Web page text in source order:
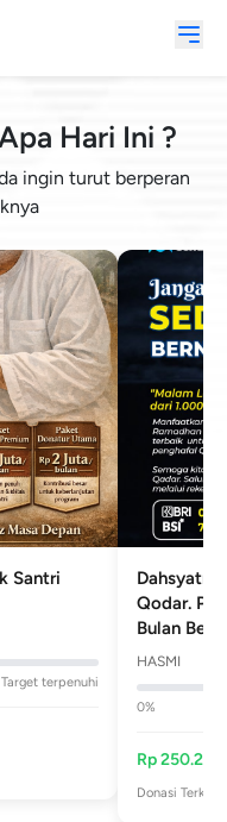
Hari Ini ?
ingin turut berperan
Santri
Target terpenuhi
Qodar.
Bulan
HASMI
0%
Rp250.214
Donasi